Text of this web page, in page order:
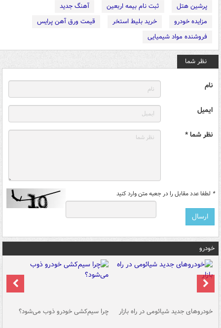
پرشین هتل
ثبت نام بیمه اربعین
آهنگ جدید
مزایده خودرو
خرید بلیط استخر
قیمت ورق آهن پرایس
فروشنده مواد شیمیایی
نظر شما
نام
ایمیل
نظر شما *
* لطفا عدد مقابل را در جعبه متن وارد کنید
خودرو
خودروهای جدید شیائومی در راه بازار چرا سیم‌کشی خودرو ذوب می‌شود؟